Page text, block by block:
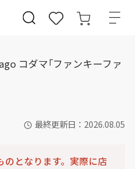
コダマ｢ファンキーファ
最終更新日：2026.08.05
のとなります。実際に店